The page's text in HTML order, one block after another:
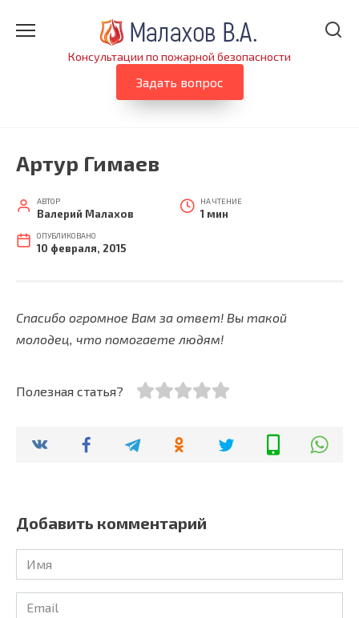
Консультации по пожарной безопасности
Задать вопрос
Артур Гимаев
АВТОР
Валерий Малахов
НА ЧТЕНИЕ
1 мин
ОПУБЛИКОВАНО
10 февраля, 2015
Спасибо огромное Вам за ответ! Вы такой
молодец, что помогаете людям!
Полезная статья?
Добавить комментарий
Имя
Email